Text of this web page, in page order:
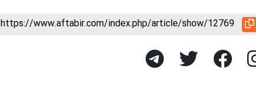
https://www.aftabir.com/index.php/article/show/12769